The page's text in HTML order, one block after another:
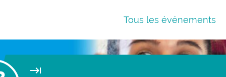
Tous les événements
keyboard_tab